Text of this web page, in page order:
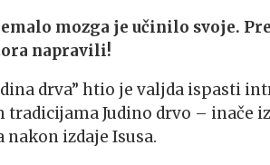
mozga je učinilo svoje.
napravili!
drva” htio je valjda ispasti
Judino drvo – inače
nakon izdaje Isusa.